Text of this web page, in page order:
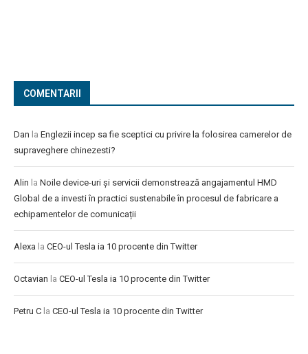
COMENTARII
Dan la Englezii incep sa fie sceptici cu privire la folosirea camerelor de
supraveghere chinezesti?
Alin la Noile device-uri și servicii demonstrează angajamentul HMD
Global de a investi în practici sustenabile în procesul de fabricare a
echipamentelor de comunicații
Alexa la CEO-ul Tesla ia 10 procente din Twitter
Octavian la CEO-ul Tesla ia 10 procente din Twitter
Petru C la CEO-ul Tesla ia 10 procente din Twitter